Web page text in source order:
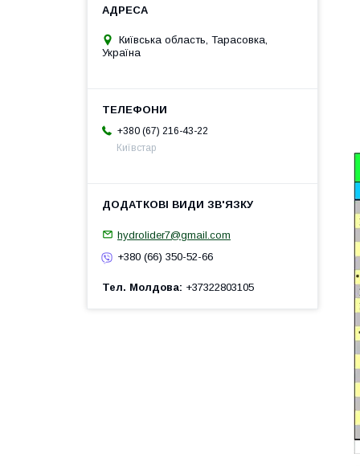
Київська область, Тарасовка,
Україна
+380 (67) 216-43-22
Київстар
hydrolider7@gmail.com
+380 (66) 350-52-66
Тел. Молдова +37322803105